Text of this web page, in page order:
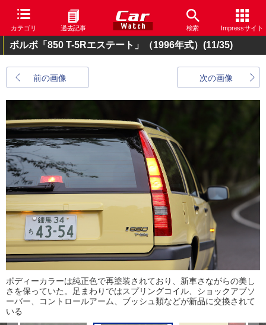
カテゴリ 過去記事 検索 Impressサイト
ボルボ「850 T-5Rエステート」（1996年式） (11/35)
前の画像 次の画像
ボディーカラーは純正色で再塗装されており、新車さながらの美し
さを保っていた。足まわりではスプリングコイル、ショックアブソ
ーバー、コントロールアーム、ブッシュ類などが新品に交換されて
いる